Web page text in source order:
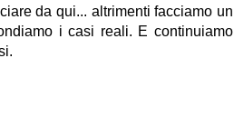
da qui... altrimenti facciamo un
i casi reali. E continuiamo